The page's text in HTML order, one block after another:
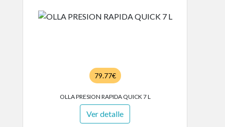
79.77€
OLLA PRESION RAPIDA QUICK 7 L
Ver detalle